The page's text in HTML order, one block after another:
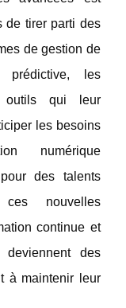
de tirer parti des
de gestion de
prédictive, les
outils qui leur
les besoins
numérique
des talents
nouvelles
continue et
deviennent des
à maintenir leur